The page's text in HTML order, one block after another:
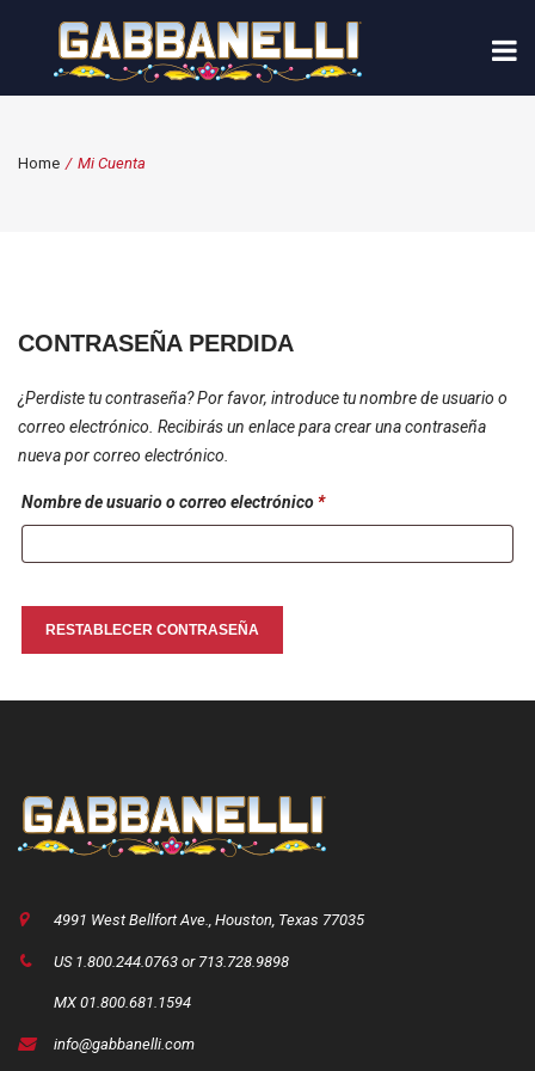
Home / Mi Cuenta
CONTRASEÑA PERDIDA
¿Perdiste tu contraseña? Por favor, introduce tu nombre de usuario o
correo electrónico. Recibirás un enlace para crear una contraseña
nueva por correo electrónico.
Nombre de usuario o correo electrónico*Obligatorio
RESTABLECER CONTRASEÑA
4991 West Bellfort Ave., Houston, Texas 77035
US 1.800.244.0763 or 713.728.9898
MX 01.800.681.1594
info@gabbanelli.com